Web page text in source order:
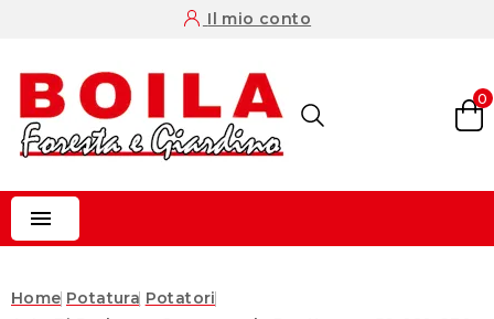
Il mio conto
0

Home Potatura Potatori